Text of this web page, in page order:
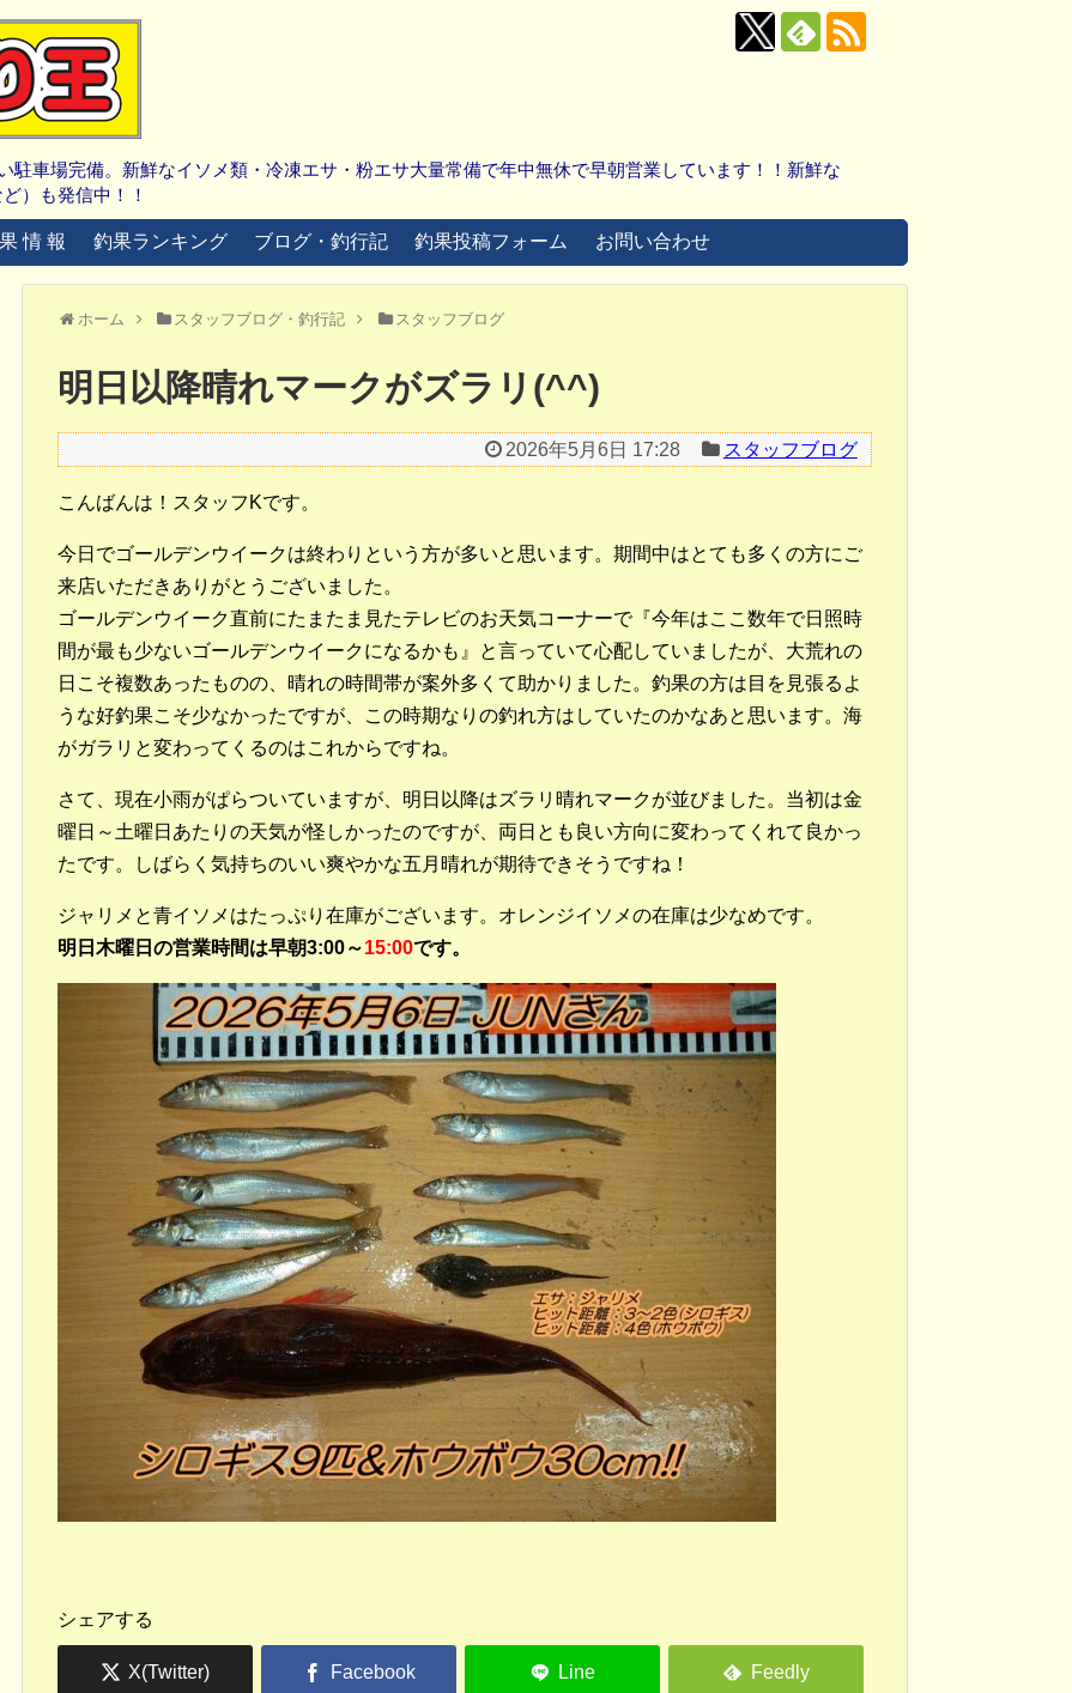
駐車場完備。新鮮なイソメ類・冷凍エサ・粉エサ大量常備で年中無休で早朝営業しています！！新鮮な
）も発信中！！
情 報 釣果ランキング ブログ・釣行記 釣果投稿フォーム お問い合わせ
ホーム スタッフブログ・釣行記 スタッフブログ
明日以降晴れマークがズラリ(^^)
2026年5月6日 17:28 スタッフブログ
こんばんは！スタッフKです。
今日でゴールデンウイークは終わりという方が多いと思います。期間中はとても多くの方にご
来店いただきありがとうございました。
ゴールデンウイーク直前にたまたま見たテレビのお天気コーナーで『今年はここ数年で日照時
間が最も少ないゴールデンウイークになるかも』と言っていて心配していましたが、大荒れの
日こそ複数あったものの、晴れの時間帯が案外多くて助かりました。釣果の方は目を見張るよ
うな好釣果こそ少なかったですが、この時期なりの釣れ方はしていたのかなあと思います。海
がガラリと変わってくるのはこれからですね。
さて、現在小雨がぱらついていますが、明日以降はズラリ晴れマークが並びました。当初は金
曜日～土曜日あたりの天気が怪しかったのですが、両日とも良い方向に変わってくれて良かっ
たです。しばらく気持ちのいい爽やかな五月晴れが期待できそうですね！
ジャリメと青イソメはたっぷり在庫がございます。オレンジイソメの在庫は少なめです。
明日木曜日の営業時間は早朝3:00～15:00です。
シェアする